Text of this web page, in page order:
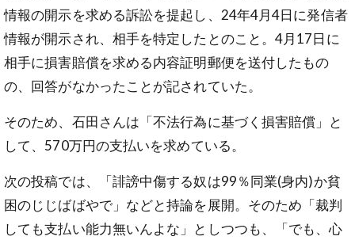
情報の開示を求める訴訟を提起し、24年4月4日に発信者
情報が開示され、相手を特定したとのこと。4月17日に
相手に損害賠償を求める内容証明郵便を送付したもの
の、回答がなかったことが記されていた。
そのため、石田さんは「不法行為に基づく損害賠償」と
して、570万円の支払いを求めている。
次の投稿では、「誹謗中傷する奴は99％同業(身内)か貧
困のじじばばやで」などと持論を展開。そのため「裁判
しても支払い能力無いんよな」としつつも、「でも、心